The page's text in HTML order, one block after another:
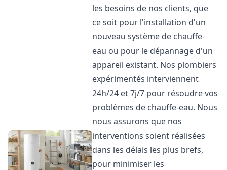
les besoins de nos clients, que
ce soit pour l'installation d'un
nouveau système de chauffe-
eau ou pour le dépannage d'un
appareil existant. Nos plombiers
expérimentés interviennent
24h/24 et 7j/7 pour résoudre vos
problèmes de chauffe-eau. Nous
nous assurons que nos
interventions soient réalisées
dans les délais les plus brefs,
pour minimiser les